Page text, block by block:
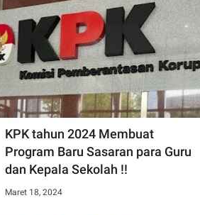
KPK tahun 2024 Membuat
Program Baru Sasaran para Guru
dan Kepala Sekolah !!
Maret 18, 2024